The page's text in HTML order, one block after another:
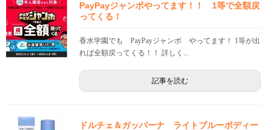
PayPayジャンボやってます！！ 1等で全額戻
ってくる！
香水学園でも PayPayジャンボ やってます！ 1等が出
れば全額戻ってくる！！ 詳しく...
記事を読む
ドルチェ＆ガッバーナ ライトブルーボディー